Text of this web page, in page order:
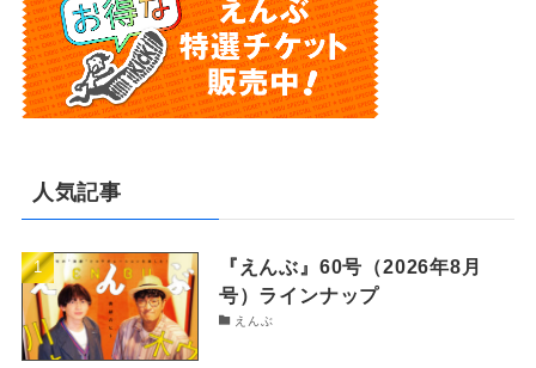
人気記事
『えんぶ』60号（2026年8月
号）ラインナップ
えんぶ